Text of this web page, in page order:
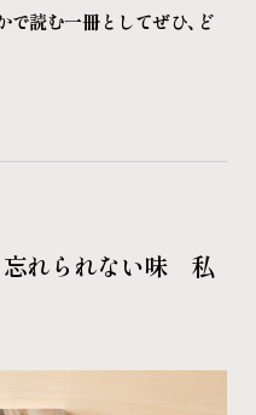
で読む一冊としてぜひ、ど
忘れられない味 私